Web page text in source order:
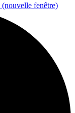
(nouvelle fenêtre)